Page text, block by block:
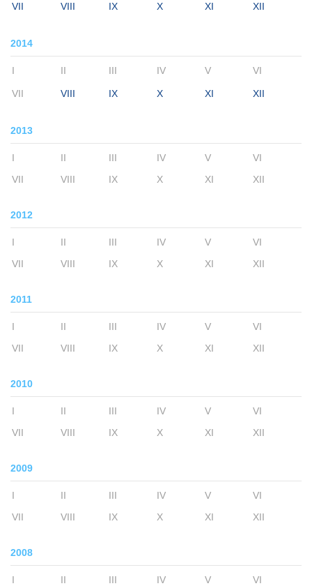
VII VIII IX X XI XII
2014
I II III IV V VI
VII VIII IX X XI XII
2013
I II III IV V
VI
VII
VIII IX X XI XII
2012
I II III IV V
VI
VII
VIII IX X XI XII
2011
I II III IV V
VI
VII
VIII IX X XI XII
2010
I II III IV V
VI
VII
VIII IX X XI XII
2009
I II III IV V
VI
VII
VIII IX X XI XII
2008
I II III IV V
VI